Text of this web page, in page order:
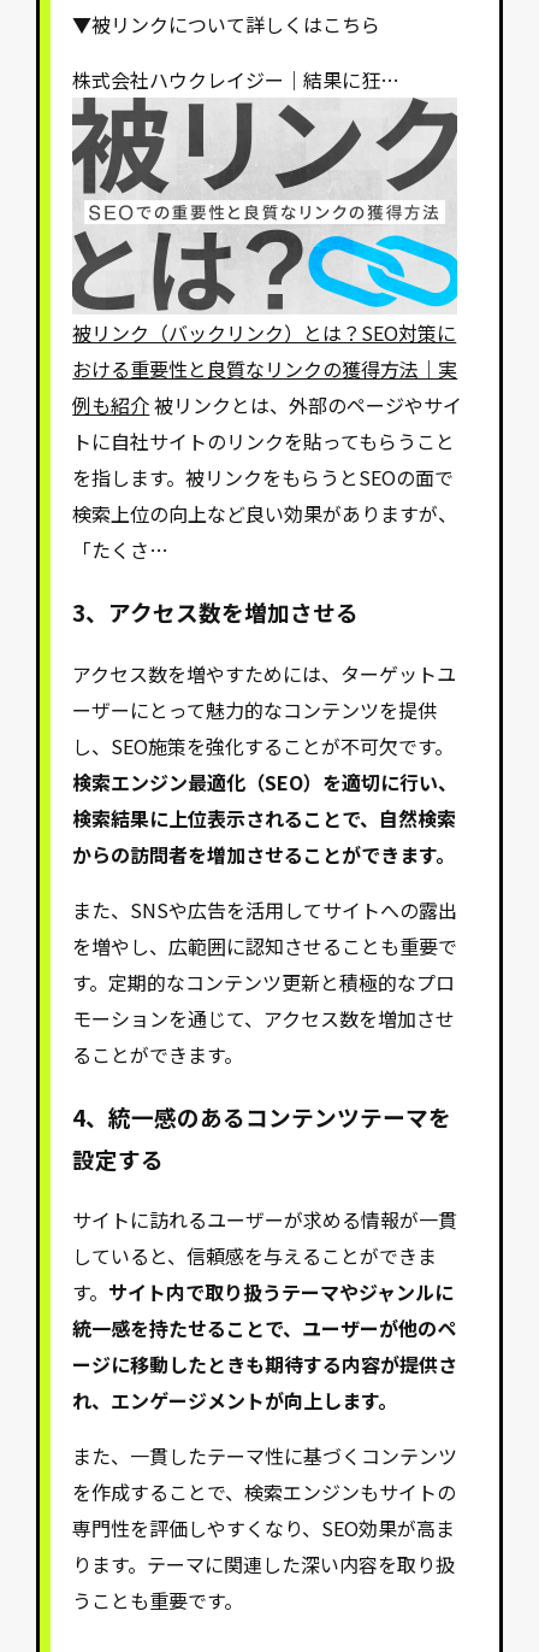
▼被リンクについて詳しくはこちら
株式会社ハウクレイジー｜結果に狂…
被リンク（バックリンク）とは？SEO対策に
おける重要性と良質なリンクの獲得方法｜実
例も紹介被リンクとは、外部のページやサイ
トに自社サイトのリンクを貼ってもらうこと
を指します。被リンクをもらうとSEOの面で
検索上位の向上など良い効果がありますが、
「たくさ…
3、 アクセス数を増加させる
アクセス数を増やすためには、ターゲットユ
ーザーにとって魅力的なコンテンツを提供
し、SEO施策を強化することが不可欠です。
検索エンジン最適化（SEO）を適切に行い、
検索結果に上位表示されることで、自然検索
からの訪問者を増加させることができます。
また、SNSや広告を活用してサイトへの露出
を増やし、広範囲に認知させることも重要で
す。定期的なコンテンツ更新と積極的なプロ
モーションを通じて、アクセス数を増加させ
ることができます。
4、統一感のあるコンテンツテーマを
設定する
サイトに訪れるユーザーが求める情報が一貫
していると、信頼感を与えることができま
す。 サイト内で取り扱うテーマやジャンルに
統一感を持たせることで、ユーザーが他のペ
ージに移動したときも期待する内容が提供さ
れ、エンゲージメントが向上します。
また、一貫したテーマ性に基づくコンテンツ
を作成することで、検索エンジンもサイトの
専門性を評価しやすくなり、SEO効果が高ま
ります。テーマに関連した深い内容を取り扱
うことも重要です。